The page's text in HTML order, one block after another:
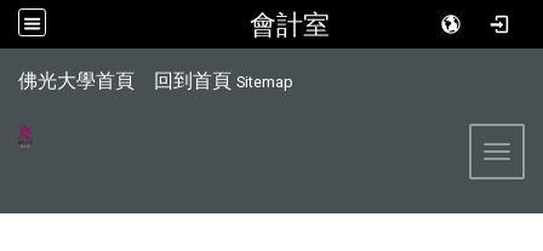
會計室
佛光大學首頁 回到首頁 Sitemap